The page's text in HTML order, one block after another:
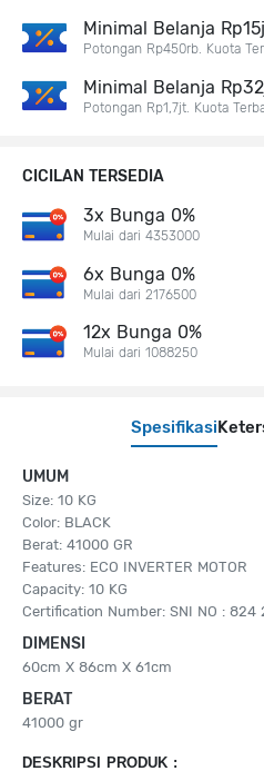
Spesifikasi
UMUM
Size: 10 KG
Color: BLACK
Berat: 41000 GR
Features: ECO INVERTER MOTOR
Capacity: 10 KG
Certification Number: SNI NO : 824
DIMENSI
60cm X 86cm X 61cm
BERAT
41000 gr
DESKRIPSI PRODUK :
Minimal Belanja
Potongan Rp450rb. Kuota
Minimal Belanja
Potongan Rp1,7jt. Kuota
CICILAN TERSEDIA
3x Bunga 0%
Mulai dari 4353000
6x Bunga 0%
Mulai dari 2176500
12x Bunga 0%
Mulai dari 1088250